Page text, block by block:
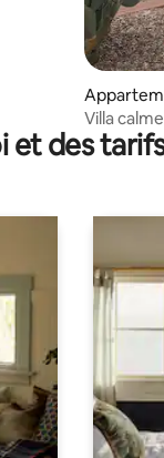
en Valley
Villa
avec vue
et des